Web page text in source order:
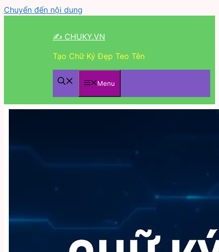
Chuyển đến nội dung
✍ CHUKY.VN
Tạo Chữ Ký Đẹp Teo Tên
Menu